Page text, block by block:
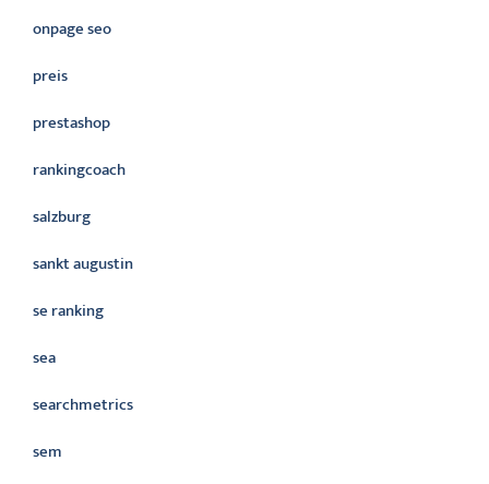
onpage seo
preis
prestashop
rankingcoach
salzburg
sankt augustin
se ranking
sea
searchmetrics
sem